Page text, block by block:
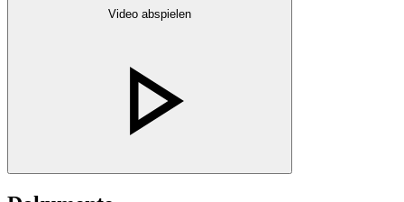
Video abspielen